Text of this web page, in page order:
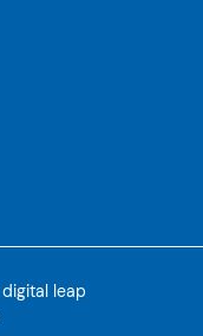
digital leap